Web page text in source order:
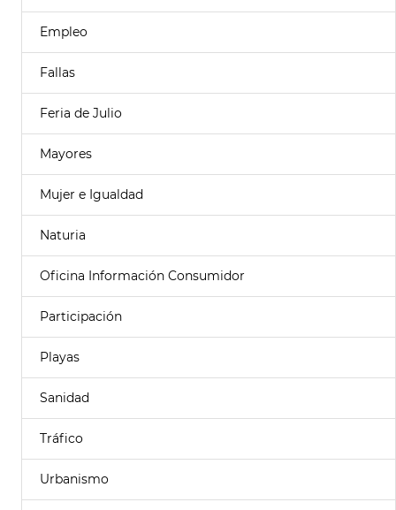
Empleo
Fallas
Feria de Julio
Mayores
Mujer e Igualdad
Naturia
Oficina Información Consumidor
Participación
Playas
Sanidad
Tráfico
Urbanismo